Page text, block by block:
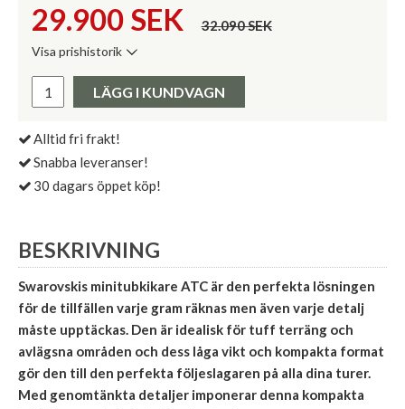
29.900 SEK 32.090 SEK
Visa prishistorik
Pris:
LÄGG I KUNDVAGN
Alltid fri frakt!
Snabba leveranser!
30 dagars öppet köp!
BESKRIVNING
Swarovskis minitubkikare ATC är den perfekta lösningen
för de tillfällen varje gram räknas men även varje detalj
måste upptäckas. Den är idealisk för tuff terräng och
avlägsna områden och dess låga vikt och kompakta format
gör den till den perfekta följeslagaren på alla dina turer.
Med genomtänkta detaljer imponerar denna kompakta